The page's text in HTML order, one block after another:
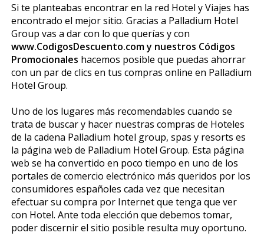
Si te planteabas encontrar en la red Hotel y Viajes has
encontrado el mejor sitio. Gracias a Palladium Hotel
Group vas a dar con lo que querías y con
www.CodigosDescuento.com y nuestros Códigos
Promocionales hacemos posible que puedas ahorrar
con un par de clics en tus compras online en Palladium
Hotel Group.
Uno de los lugares más recomendables cuando se
trata de buscar y hacer nuestras compras de Hoteles
de la cadena Palladium hotel group, spas y resorts es
la página web de Palladium Hotel Group. Esta página
web se ha convertido en poco tiempo en uno de los
portales de comercio electrónico más queridos por los
consumidores españoles cada vez que necesitan
efectuar su compra por Internet que tenga que ver
con Hotel. Ante toda elección que debemos tomar,
poder discernir el sitio posible resulta muy oportuno.